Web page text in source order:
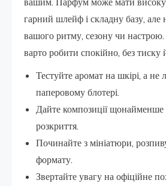
гарний шлейф і складну базу, але
вашого ритму, сезону чи
варто робити спокійно, без тиску
Тестуйте аромат на шкірі, а не
паперовому блотері.
Дайте композиції щонайменше
розкриття.
Починайте з мініатюри,
формату.
Звертайте увагу на офіційне